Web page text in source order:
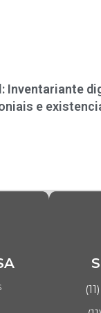
Inventariante
e